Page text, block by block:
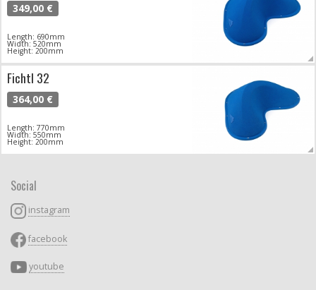
349,00 €
Length: 690mm
Width: 520mm
Height: 200mm
Fichtl 32
364,00 €
Length: 770mm
Width: 550mm
Height: 200mm
Social
instagram
facebook
youtube